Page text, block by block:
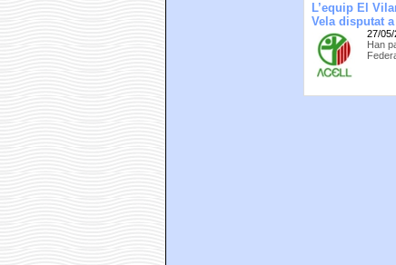
L’equip El
Vela disputat
27/
Han